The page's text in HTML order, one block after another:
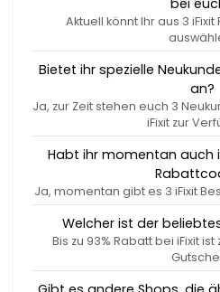
Aktuell könnt Ihr aus 3
Bietet ihr spezielle
an?
Ja, zur Zeit stehen euch 3
iFixit zur
Habt ihr momentan auch
Ja, momentan gibt es 3 iFixit
Welcher ist der
Bis zu 93% Rabatt bei iFixit